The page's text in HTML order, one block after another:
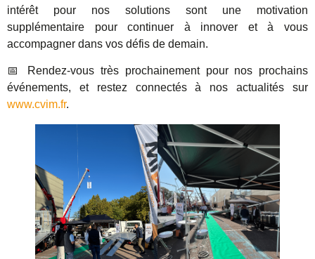
intérêt pour nos solutions sont une motivation
supplémentaire pour continuer à innover et à vous
accompagner dans vos défis de demain.
📅 Rendez-vous très prochainement pour nos prochains
événements, et restez connectés à nos actualités sur
www.cvim.fr.